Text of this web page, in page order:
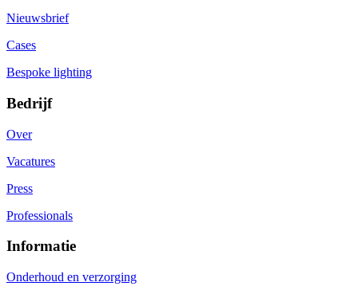
Nieuwsbrief
Cases
Bespoke lighting
Bedrijf
Over
Vacatures
Press
Professionals
Informatie
Onderhoud en verzorging